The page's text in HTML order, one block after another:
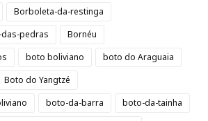
Borboleta-da-restinga
pedras
Bornéu
boto boliviano
boto do Araguaia
Boto do Yangtzé
boto-da-barra
boto-da-tainha